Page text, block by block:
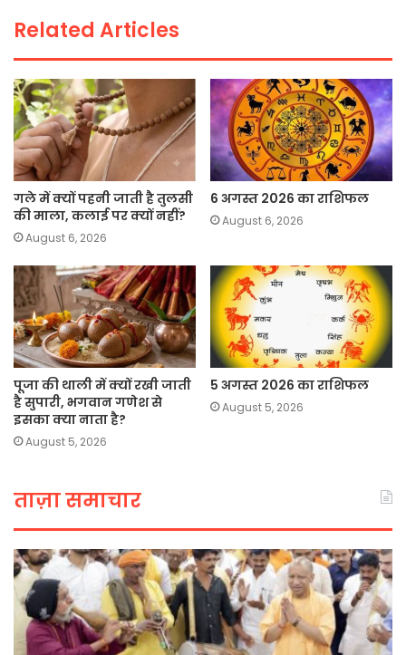
k
Related Articles
गले में क्यों पहनी जाती है तुलसी
की माला, कलाई पर क्यों नहीं?
August 6, 2026
6 अगस्त 2026 का राशिफल
August 6, 2026
पूजा की थाली में क्यों रखी जाती
है सुपारी, भगवान गणेश से
इसका क्या नाता है?
August 5, 2026
5 अगस्त 2026 का राशिफल
August 5, 2026
ताज़ा समाचार